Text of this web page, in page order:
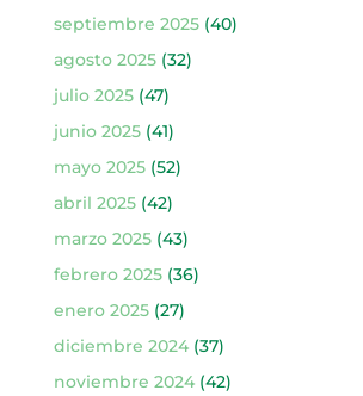
septiembre 2025(40)
agosto 2025(32)
julio 2025(47)
junio 2025(41)
mayo 2025(52)
abril 2025(42)
marzo 2025(43)
febrero 2025(36)
enero 2025(27)
diciembre 2024(37)
noviembre 2024(42)